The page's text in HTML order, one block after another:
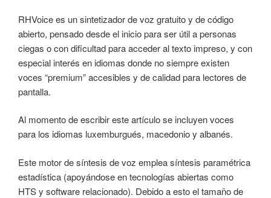
RHVoice es un sintetizador de voz gratuito y de código
abierto, pensado desde el inicio para ser útil a personas
ciegas o con dificultad para acceder al texto impreso, y con
especial interés en idiomas donde no siempre existen
voces “premium” accesibles y de calidad para lectores de
pantalla.
Al momento de escribir este artículo se incluyen voces
para los idiomas luxemburgués, macedonio y albanés.
Este motor de síntesis de voz emplea síntesis paramétrica
estadística (apoyándose en tecnologías abiertas como
HTS y software relacionado). Debido a esto el tamaño de